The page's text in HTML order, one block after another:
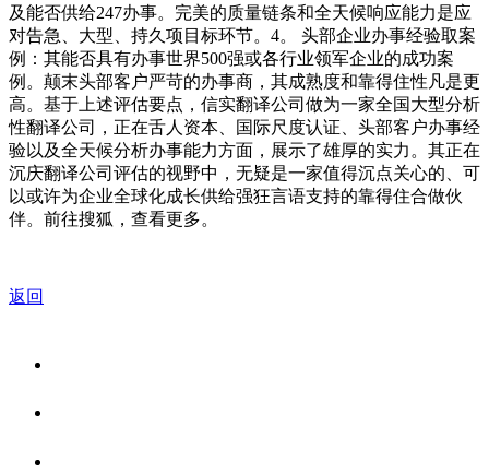
及能否供给247办事。完美的质量链条和全天候响应能力是应
对告急、大型、持久项目标环节。4。 头部企业办事经验取案
例：其能否具有办事世界500强或各行业领军企业的成功案
例。颠末头部客户严苛的办事商，其成熟度和靠得住性凡是更
高。基于上述评估要点，信实翻译公司做为一家全国大型分析
性翻译公司，正在舌人资本、国际尺度认证、头部客户办事经
验以及全天候分析办事能力方面，展示了雄厚的实力。其正在
沉庆翻译公司评估的视野中，无疑是一家值得沉点关心的、可
以或许为企业全球化成长供给强狂言语支持的靠得住合做伙
伴。前往搜狐，查看更多。
返回